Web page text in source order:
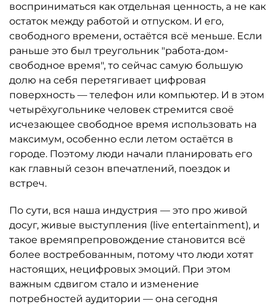
восприниматься как отдельная ценность, а не как
остаток между работой и отпуском. И его,
свободного времени, остаётся всё меньше. Если
раньше это был треугольник "работа-дом-
свободное время", то сейчас самую большую
долю на себя перетягивает цифровая
поверхность — телефон или компьютер. И в этом
четырёхугольнике человек стремится своё
исчезающее свободное время использовать на
максимум, особенно если летом остаётся в
городе. Поэтому люди начали планировать его
как главный сезон впечатлений, поездок и
встреч.
По сути, вся наша индустрия — это про живой
досуг, живые выступления (live entertainment), и
такое времяпрепровождение становится всё
более востребованным, потому что люди хотят
настоящих, нецифровых эмоций. При этом
важным сдвигом стало и изменение
потребностей аудитории — она сегодня